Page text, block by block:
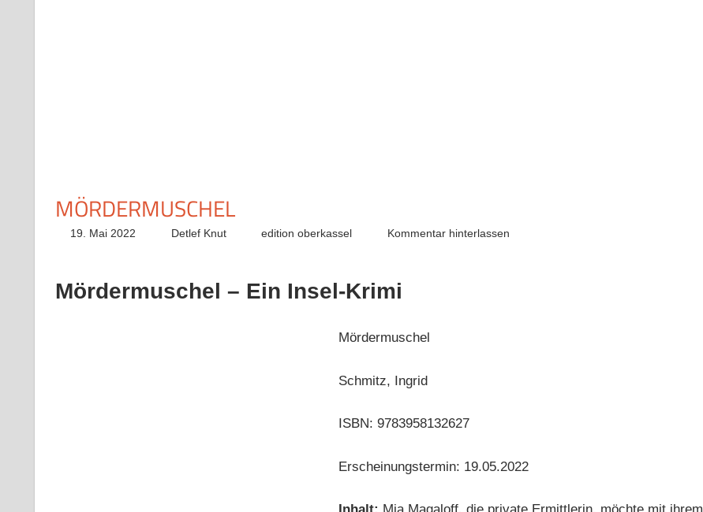
MÖRDERMUSCHEL
19. Mai 2022 Detlef Knut edition oberkassel Kommentar hinterlassen
Mördermuschel – Ein Insel-Krimi
Mördermuschel
Schmitz, Ingrid
ISBN: 9783958132627
Erscheinungstermin: 19.05.2022